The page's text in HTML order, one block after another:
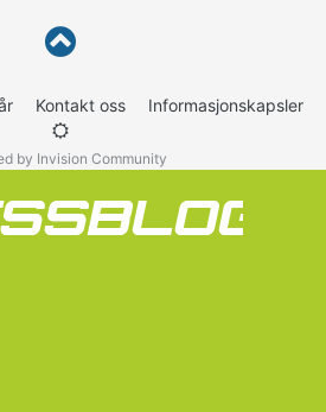
Kontakt oss Informasjonskapsler
by Invision Community